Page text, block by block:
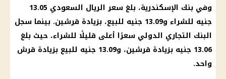
وفي بنك الإسكندرية، بلغ سعر الريال السعودي 13.05
جنيه للشراء و13.09 جنيه للبيع، بزيادة قرشين. بينما سجل
البنك التجاري الدولي سعرًا أعلى قليلًا للشراء، حيث بلغ
13.06 جنيه بزيادة قرشين، و13.09 جنيه للبيع بزيادة قرش
واحد.